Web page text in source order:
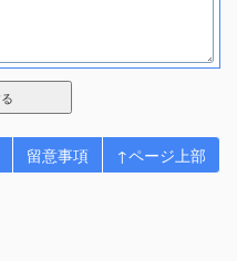
留意事項 ↑ページ上部